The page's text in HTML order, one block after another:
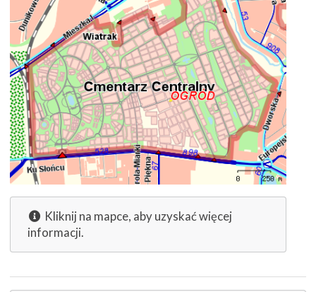
Kliknij na mapce, aby uzyskać więcej
informacji.